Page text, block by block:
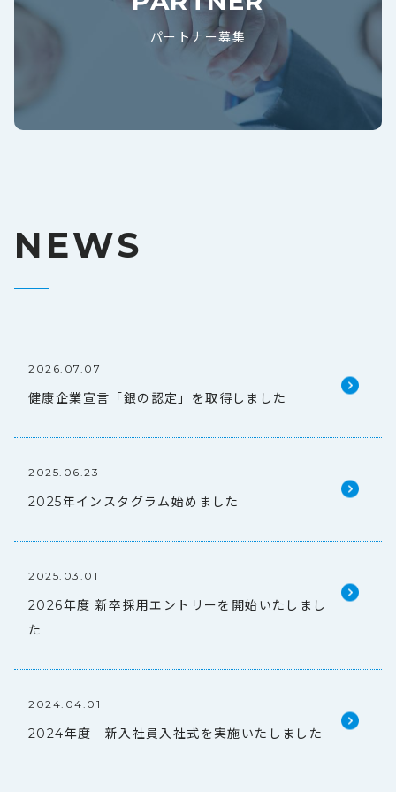
パートナー募集
NEWS
2026.07.07
健康企業宣言「銀の認定」を取得しました
2025.06.23
2025年インスタグラム始めました
2025.03.01
2026年度 新卒採用エントリーを開始いたしまし
た
2024.04.01
2024年度 新入社員入社式を実施いたしました